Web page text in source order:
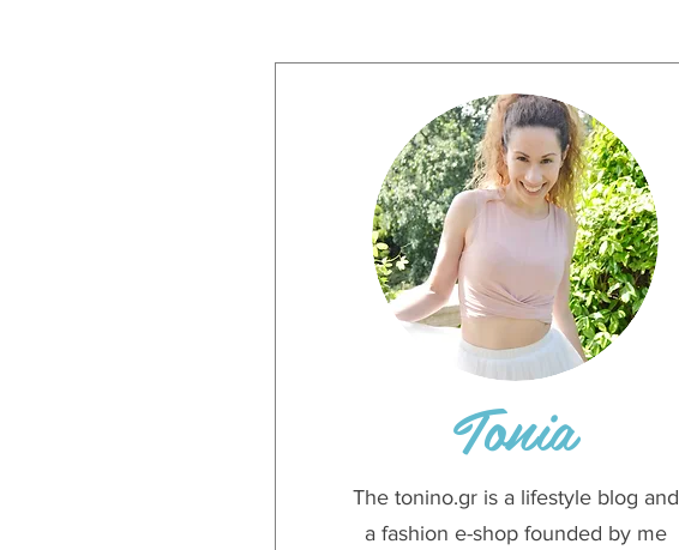
Tonia
The tonino.gr is a lifestyle blog and
a fashion e-shop founded by me